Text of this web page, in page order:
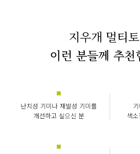
지우개 멀티
이런 분들께 추천
난치성 기미나 재발성 기미를
개선하고 싶으신 분
색